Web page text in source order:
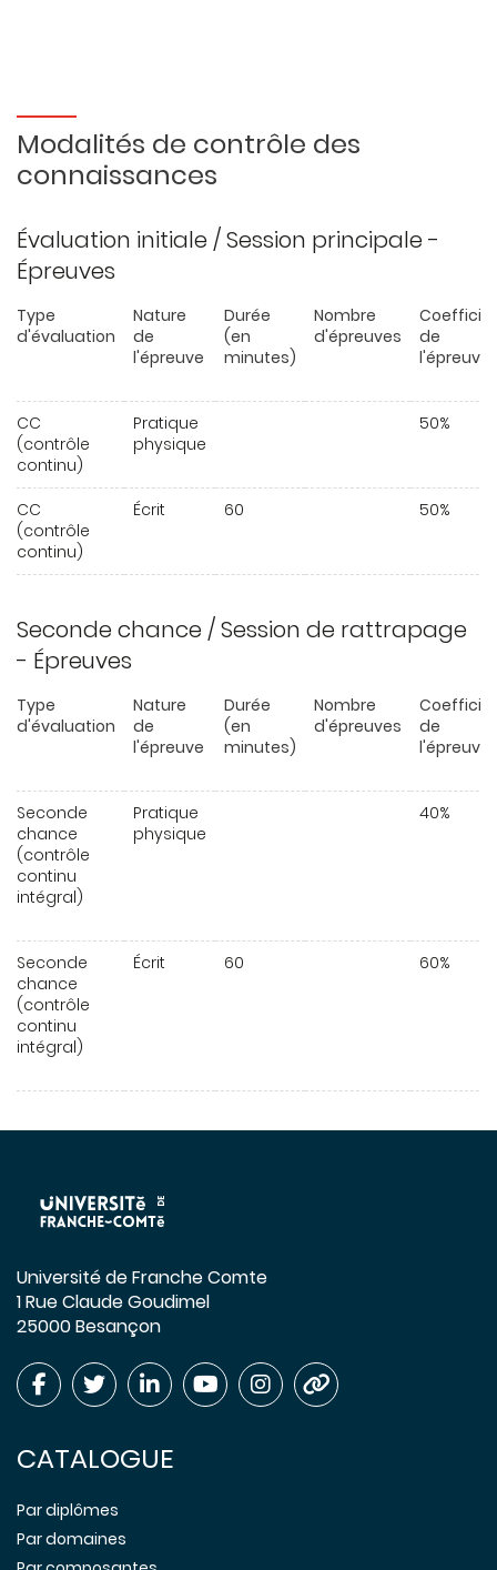
Modalités de contrôle des
connaissances
Évaluation initiale / Session principale -
Épreuves
Type
d'évaluation
Nature
de
l'épreuve
Durée
(en
minutes)
Nombre
d'épreuves
de
l'épreuve
CC
(contrôle
continu)
Pratique
physique
50%
CC
(contrôle
continu)
Écrit 60 50%
Seconde chance / Session de rattrapage
- Épreuves
Type
d'évaluation
Nature
de
l'épreuve
Durée
(en
minutes)
Nombre
d'épreuves
de
l'épreuve
Seconde
chance
(contrôle
continu
intégral)
Pratique
physique
40%
Seconde
chance
(contrôle
continu
intégral)
Écrit 60 60%
Université de Franche Comte
1 Rue Claude Goudimel
25000 Besançon
CATALOGUE
Par diplômes
Par domaines